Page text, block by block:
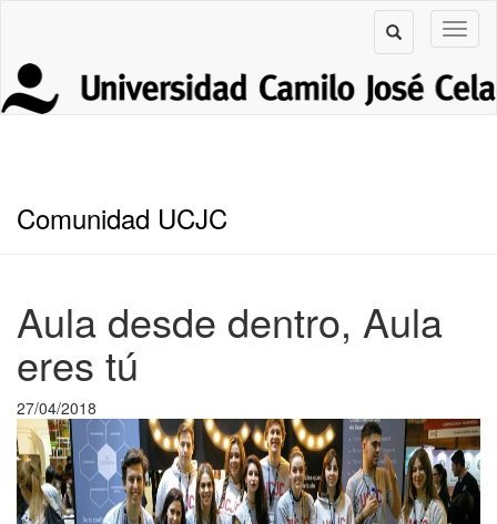
Comunidad UCJC
Aula desde dentro, Aula
eres tú
27/04/2018